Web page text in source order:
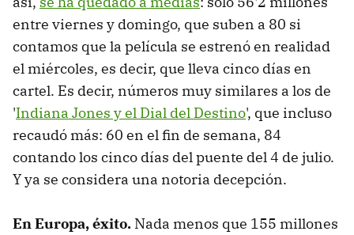
entre viernes y domingo, que suben a 80 si
contamos que la película se estrenó en realidad
el miércoles, es decir, que lleva cinco días en
cartel. Es decir, números muy similares a los de
'Indiana Jones y el Dial del Destino', que incluso
recaudó más: 60 en el fin de semana, 84
contando los cinco días del puente del 4 de julio.
Y ya se considera una notoria decepción.
En Europa, éxito. Nada menos que 155 millones